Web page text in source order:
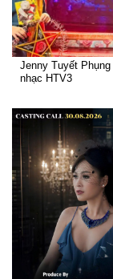
Jenny Tuyết
nhạc HTV3